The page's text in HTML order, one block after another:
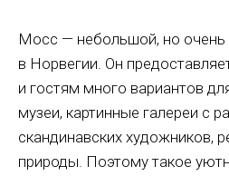
Мосс — небольшой, но очень
в Норвегии. Он
и гостям много вариантов
музеи, картинные галереи с
скандинавских художников,
природы. Поэтому такое